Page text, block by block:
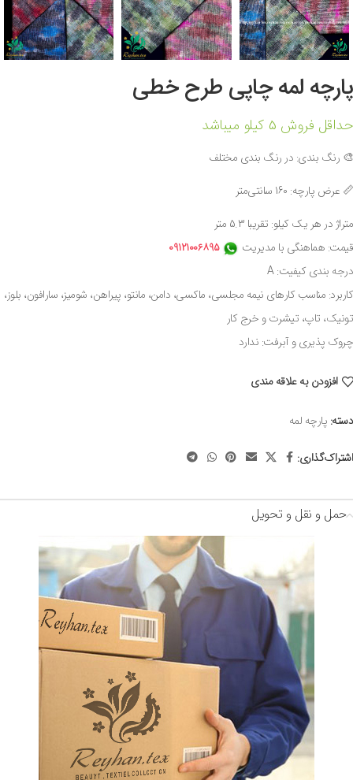
پارچه لمه چاپی طرح خطی
حداقل فروش 5 کیلو میباشد
🎨 رنگ بندی: در رنگ بندی مختلف
📏 عرض پارچه: 160 سانتی‌متر
متراژ در هر یک کیلو: تقریبا 5.3 متر
قیمت: هماهنگی با مدیریت
۰۹۱۲۱۰۰۶۸۹۵
درجه بندی کیفیت: A
کاربرد: مناسب کارهای نیمه مجلسی، ماکسی، دامن، مانتو، پیراهن، شومیز، سارافون، بلوز،
تونیک، تاپ، تیشرت و خرج کار
چروک پذیری و آبرفت: ندارد
افزودن به علاقه مندی
دسته: پارچه لمه
اشتراک‌گذاری:
حمل و نقل و تحویل